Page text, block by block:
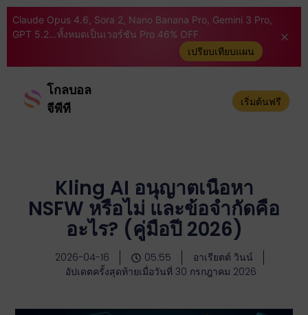
Claude Opus 4.6, Sora 2, Nano Banana Pro, Gemini 3 Pro,
GPT 5.2...ทั้งหมดเป็นเวอร์ชัน Pro 46% OFF
เปรียบเทียบแผน
โกลบอล
จีพีที
เริ่มต้นฟรี
Kling AI อนุญาตเนื้อหา
NSFW หรือไม่ และข้อจำกัดคือ
อะไร? (คู่มือปี 2026)
2026-04-16 05:55
อาเรียตต์ วินน์
อัปเดตครั้งสุดท้ายเมื่อวันที่ 30 กรกฎาคม 2026